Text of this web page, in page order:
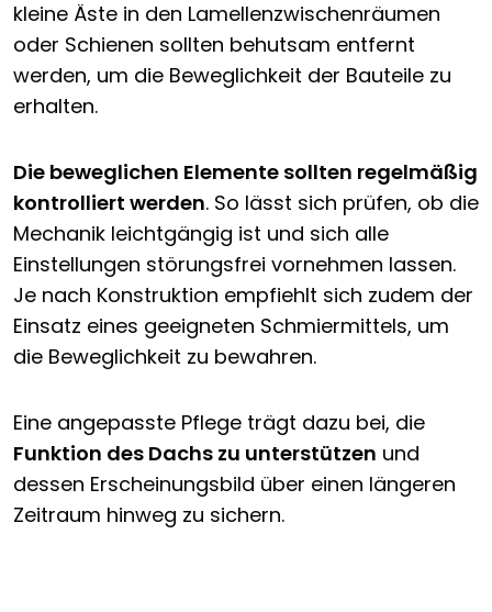
kleine Äste in den Lamellenzwischenräumen
oder Schienen sollten behutsam entfernt
werden, um die Beweglichkeit der Bauteile zu
erhalten.
Die beweglichen Elemente sollten regelmäßig
kontrolliert werden. So lässt sich prüfen, ob die
Mechanik leichtgängig ist und sich alle
Einstellungen störungsfrei vornehmen lassen.
Je nach Konstruktion empfiehlt sich zudem der
Einsatz eines geeigneten Schmiermittels, um
die Beweglichkeit zu bewahren.
Eine angepasste Pflege trägt dazu bei, die
Funktion des Dachs zu unterstützen und
dessen Erscheinungsbild über einen längeren
Zeitraum hinweg zu sichern.